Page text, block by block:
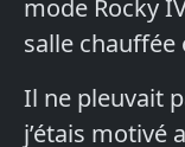
mode Rocky
salle chauffée
Il ne pleuvait
j’étais motivé